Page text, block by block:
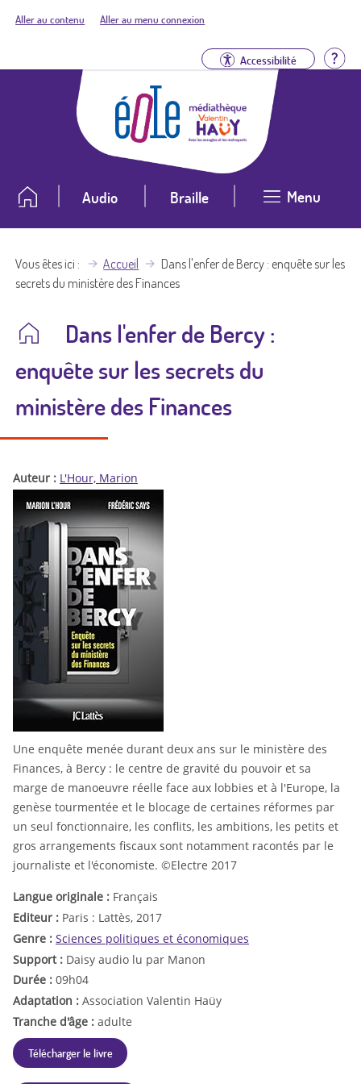
Aller au contenu Aller au menu connexion
Accessibilité
Audio Braille Menu
Vous êtes ici Accueil
Dans l'enfer de Bercy : enquête sur les
secrets du ministère des Finances
Dans l'enfer de Bercy :
enquête sur les secrets du
ministère des Finances
Auteur : L'Hour, Marion
Une enquête menée durant deux ans sur le ministère des
Finances, à Bercy : le centre de gravité du pouvoir et sa
marge de manoeuvre réelle face aux lobbies et à l'Europe, la
genèse tourmentée et le blocage de certaines réformes par
un seul fonctionnaire, les conflits, les ambitions, les petits et
gros arrangements fiscaux sont notamment racontés par le
journaliste et l'économiste. ©Electre 2017
Langue originale : Français
Editeur : Paris : Lattès, 2017
Genre : Sciences politiques et économiques
Support : Daisy audio lu par Manon
Durée : 09h04
Adaptation : Association Valentin Haüy
Tranche d'âge : adulte
Télécharger le livre